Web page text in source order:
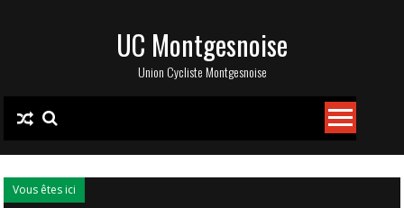
UC Montgesnoise
Union Cycliste Montgesnoise
Vous êtes ici